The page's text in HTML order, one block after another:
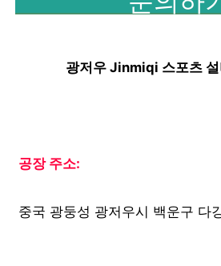
광저우 Jinmiqi 스포츠
공장 주소:
중국 광둥성 광저우시 백운구 다